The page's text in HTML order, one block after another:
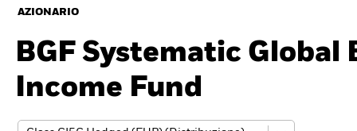
AZIONARIO
BGF Systematic
Income Fund